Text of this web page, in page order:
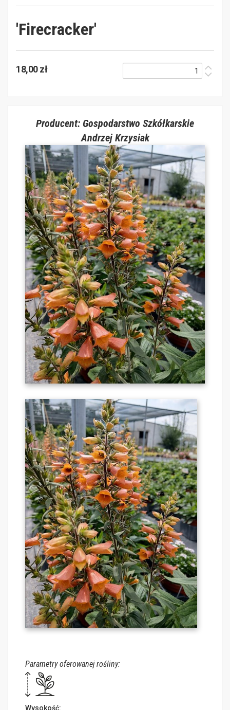
'Firecracker'
18,00 zł
Producent: Gospodarstwo Szkółkarskie
Andrzej Krzysiak
Parametry oferowanej rośliny:
Wysokość: